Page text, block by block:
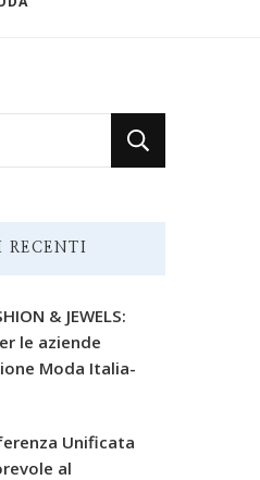
& JEWELS:
le aziende
Moda Italia-
Unificata
al